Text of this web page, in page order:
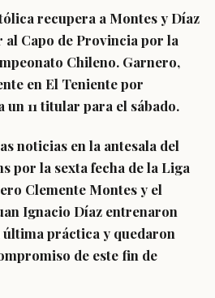
recupera a Montes y Díaz
Capo de Provincia por la
Chileno. Garnero,
en El Teniente por
un 11 titular para el sábado.
noticias en la antesala del
por la sexta fecha de la Liga
Clemente Montes y el
Ignacio Díaz entrenaron
práctica y quedaron
de este fin de